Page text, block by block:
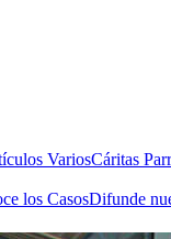
VariosCáritas
los CasosDifunde